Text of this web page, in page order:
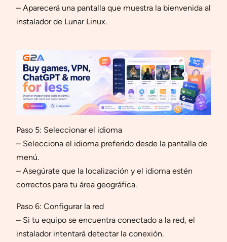
– Aparecerá una pantalla que muestra la bienvenida al
instalador de Lunar Linux.
Paso 5: Seleccionar el idioma
– Selecciona el idioma preferido desde la pantalla de
menú.
– Asegúrate que la localización y el idioma estén
correctos para tu área geográfica.
Paso 6: Configurar la red
– Si tu equipo se encuentra conectado a la red, el
instalador intentará detectar la conexión.